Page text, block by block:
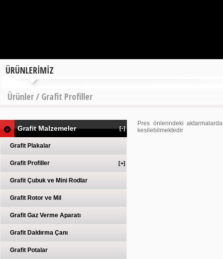
ÜRÜNLERİMİZ
Ürünler / Grafit Profiller
Grafit Malzemeler [-]
Grafit Plakalar
Grafit Profiller [+]
Grafit Çubuk ve Mini Rodlar
Grafit Rotor ve Mil
Grafit Gaz Verme Aparatı
Grafit Daldırma Çanı
Grafit Potalar
Pres önlerindeki
kesilebilmektedir